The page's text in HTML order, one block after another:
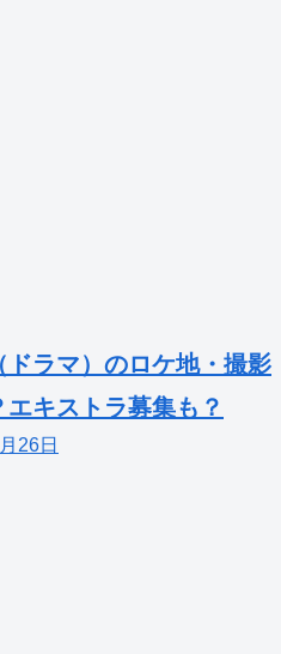
ラマ）のロケ地・撮影
キストラ募集も？
26日